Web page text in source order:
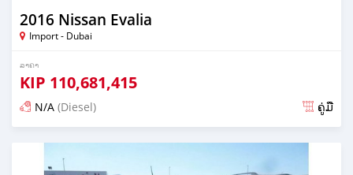
2016 Nissan Evalia
Import - Dubai
ລາຄາ
KIP 110,681,415
N/A (Diesel) ຄູ່ມື
ໂພດ ຫຼາຍກວ່າ 6 ປີ ກ່ອນ ໜ້າ ນີ້